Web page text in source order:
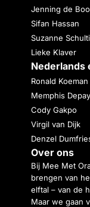
Jenning de Boo
Sifan Hassan
Suzanne
Lieke Klaver
Nederlands
Ronald Koeman
Memphis Depay
Cody Gakpo
Virgil van Dijk
Denzel
Over ons
Bij Mee Met
brengen van
elftal – van de
Maar we gaan